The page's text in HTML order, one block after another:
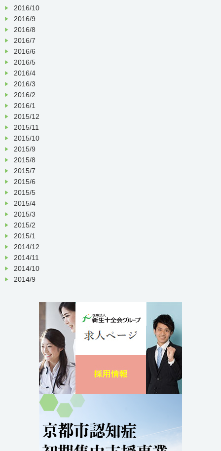
2016/10
2016/9
2016/8
2016/7
2016/6
2016/5
2016/4
2016/3
2016/2
2016/1
2015/12
2015/11
2015/10
2015/9
2015/8
2015/7
2015/6
2015/5
2015/4
2015/3
2015/2
2015/1
2014/12
2014/11
2014/10
2014/9